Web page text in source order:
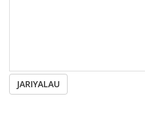
JARIYALAU